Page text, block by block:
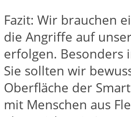
Fazit: Wir brauchen
die Angriffe auf
erfolgen. Besonders
Sie sollten wir
Oberfläche der
mit Menschen aus